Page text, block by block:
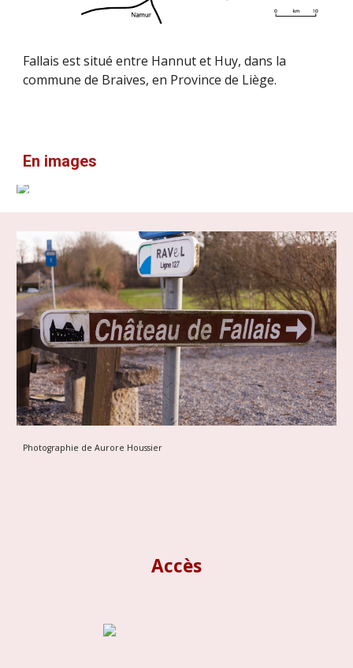
Fallais est situé entre Hannut et Huy, dans la
commune de Braives, en Province de Liège.
En images
Photographie de Aurore Houssier
Accès